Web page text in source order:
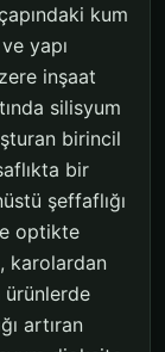
kum
yapı
inşaat
silisyum
birincil
bir
şeffaflığı
optikte
karolardan
artıran